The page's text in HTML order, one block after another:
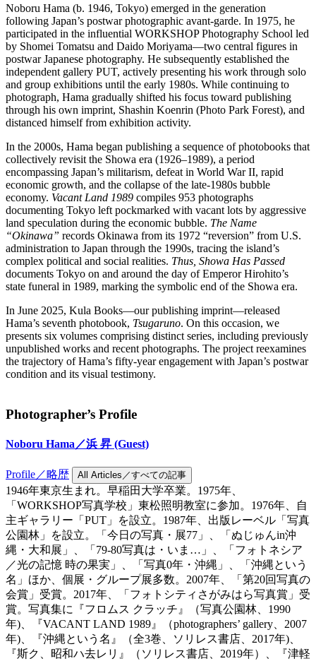
Noboru Hama (b. 1946, Tokyo) emerged in the generation
following Japan’s postwar photographic avant-garde. In 1975, he
participated in the influential WORKSHOP Photography School led
by Shomei Tomatsu and Daido Moriyama—two central figures in
postwar Japanese photography. He subsequently established the
independent gallery PUT, actively presenting his work through solo
and group exhibitions until the early 1980s. While continuing to
photograph, Hama gradually shifted his focus toward publishing
through his own imprint, Shashin Koenrin (Photo Park Forest), and
distanced himself from exhibition activity.
In the 2000s, Hama began publishing a sequence of photobooks that
collectively revisit the Showa era (1926–1989), a period
encompassing Japan’s militarism, defeat in World War II, rapid
economic growth, and the collapse of the late-1980s bubble
economy. Vacant Land 1989 compiles 953 photographs
documenting Tokyo left pockmarked with vacant lots by aggressive
land speculation during the economic bubble. The Name
“Okinawa” records Okinawa from its 1972 “reversion” from U.S.
administration to Japan through the 1990s, tracing the island’s
complex political and social realities. Thus, Showa Has Passed
documents Tokyo on and around the day of Emperor Hirohito’s
state funeral in 1989, marking the symbolic end of the Showa era.
In June 2025, Kula Books—our publishing imprint—released
Hama’s seventh photobook, Tsugaruno. On this occasion, we
presents six volumes comprising distinct series, including previously
unpublished works and recent photographs. The project reexamines
the trajectory of Hama’s fifty-year engagement with Japan’s postwar
condition and its visual testimony.
Photographer’s Profile
Noboru Hama／浜 昇 (Guest)
Profile／略歴 All Articles／すべての記事
1946年東京生まれ。早稲田大学卒業。1975年、
「WORKSHOP写真学校」東松照明教室に参加。1976年、自
主ギャラリー「PUT」を設立。1987年、出版レーベル「写真
公園林」を設立。「今日の写真・展77」、「ぬじゅんin沖
縄・大和展」、「79-80写真は・いま…」、「フォトネシア
／光の記憶 時の果実」、「写真0年・沖縄」、「沖縄という
名」ほか、個展・グループ展多数。2007年、「第20回写真の
会賞」受賞。2017年、「フォトシティさがみはら写真賞」受
賞。写真集に『フロムス クラッチ』（写真公園林、1990
年)、『VACANT LAND 1989』（photographers’ gallery、2007
年)、『沖縄という名』（全3巻、ソリレス書店、2017年)、
『斯ク、昭和ハ去レリ』（ソリレス書店、2019年）、『津軽